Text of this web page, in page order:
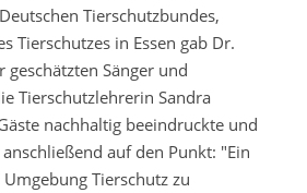
Tierschutzbundes,
Tierschutzes in Essen gab Dr.
Sänger und
Tierschutzlehrerin Sandra
nachhaltig beeindruckte und
auf den Punkt: "Ein
Tierschutz zu